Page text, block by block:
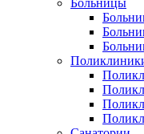
Больницы